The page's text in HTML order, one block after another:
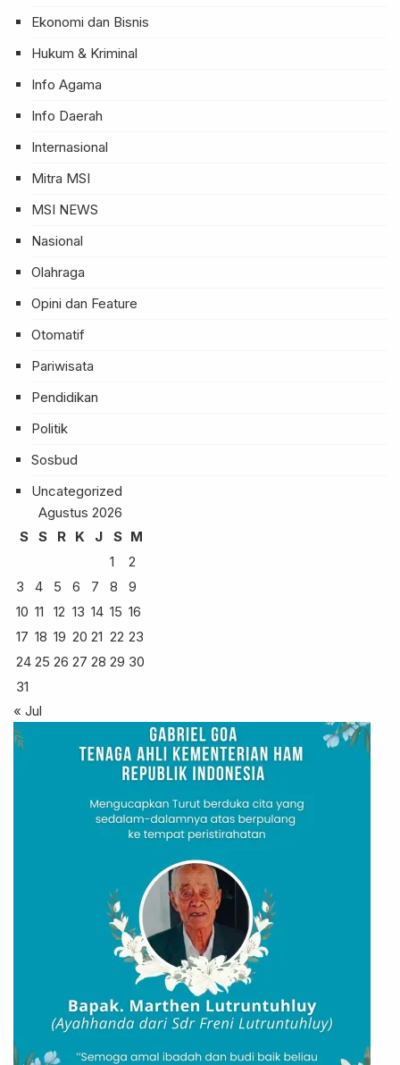
Ekonomi dan Bisnis
Hukum & Kriminal
Info Agama
Info Daerah
Internasional
Mitra MSI
MSI NEWS
Nasional
Olahraga
Opini dan Feature
Otomatif
Pariwisata
Pendidikan
Politik
Sosbud
Uncategorized
Agustus 2026
S
S R K J S M
1
2
3
4 5 6 7 8
9
10 11 12 13 14 15 16
17 18 19 20 21 22 23
24 25 26 27 28 29 30
31
« Jul